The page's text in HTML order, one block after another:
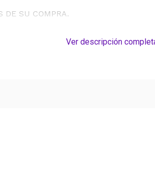
DE SU COMPRA.
Ver descripción